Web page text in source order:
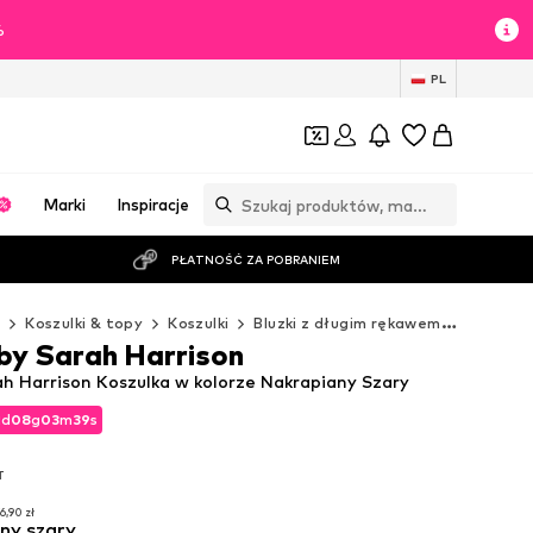
PL
Marki Inspiracje
PŁATNOŚĆ ZA POBRANIEM
Koszulki & topy Koszulki Bluzki z długim rękawem
d08g03m37s
zł
d08g03m37s
Harrison Koszulka w kolorze Nakrapiany Szary
Sarah Harrison